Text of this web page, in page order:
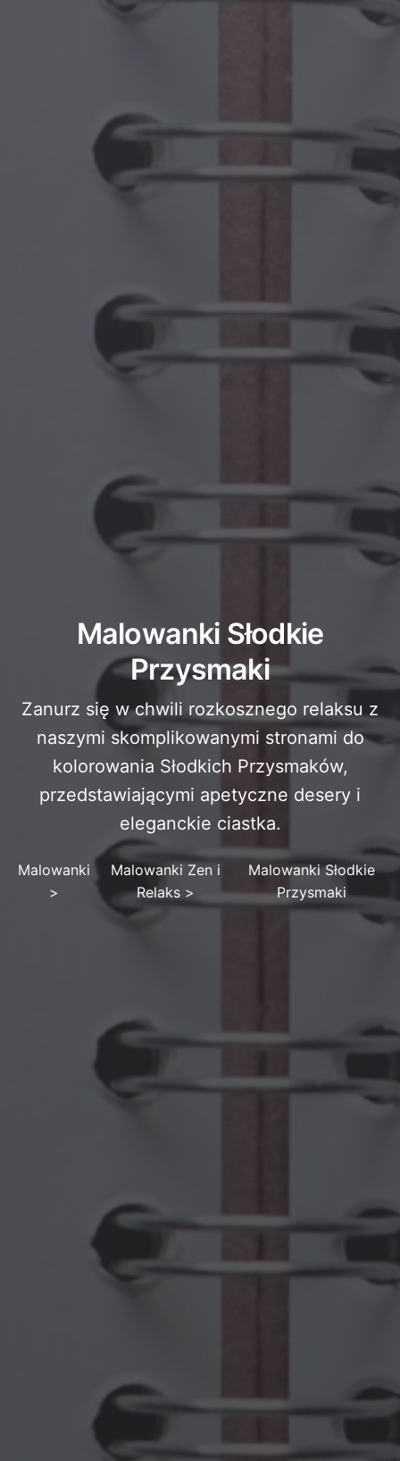
Malowanki Słodkie
Przysmaki
Zanurz się w chwili rozkosznego relaksu z
naszymi skomplikowanymi stronami do
kolorowania Słodkich Przysmaków,
przedstawiającymi apetyczne desery i
eleganckie ciastka.
Malowanki
>
Malowanki Zen i
Relaks >
Malowanki Słodkie
Przysmaki